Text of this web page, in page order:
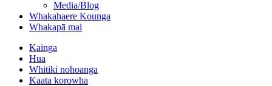
Media/Blog
Whakahaere Kounga
Whakapā mai
Kainga
Hua
Whitiki nohoanga
Kaata korowha